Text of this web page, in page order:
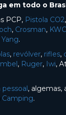
em todo o
PCP, Pistola CO2,
, Crosman, KWC
.
, revólver, rifles,
, Ruger, Iwi,
pessoal, algemas,
Camping.